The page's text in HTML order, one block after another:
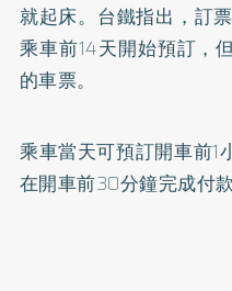
就起床。台鐵指出，訂
乘車前14天開始預訂，
的車票。
乘車當天可預訂開車前1
在開車前30分鐘完成付款